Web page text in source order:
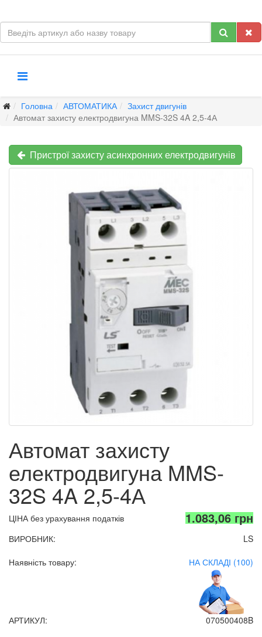
Головна АВТОМАТИКА
Захист двигунів
Автомат захисту електродвигуна MMS-32S 4A 2,5-4А
Пристрої захисту асинхронних електродвигунів
Автомат захисту
електродвигуна MMS-
32S 4A 2,5-4А
ЦІНА без урахування податків 1.083,06 грн
ВИРОБНИК:
LS
Наявність товару:
НА СКЛАДІ (100)
АРТИКУЛ:
070500408B